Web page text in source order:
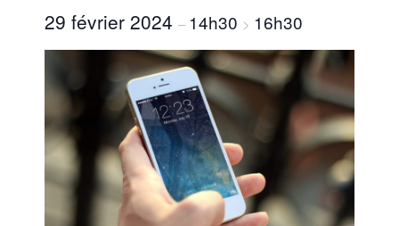
29 février 2024– 14h30 > 16h30